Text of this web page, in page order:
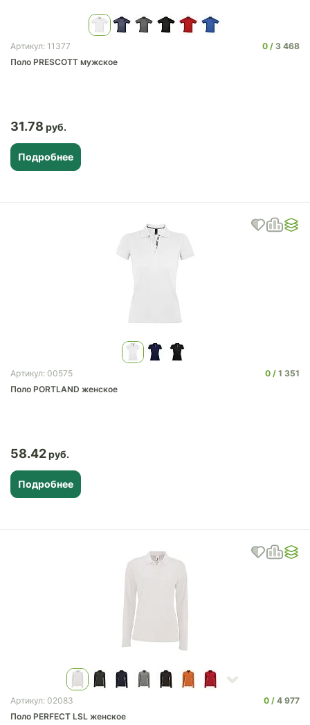
Артикул: 11377 0
3 468
Поло PRESCOTT мужское
31.78
Подробнее
Артикул: 00575 0
1 351
Поло PORTLAND женское
58.42
Подробнее
Артикул: 02083 0
4 977
Поло PERFECT LSL женское